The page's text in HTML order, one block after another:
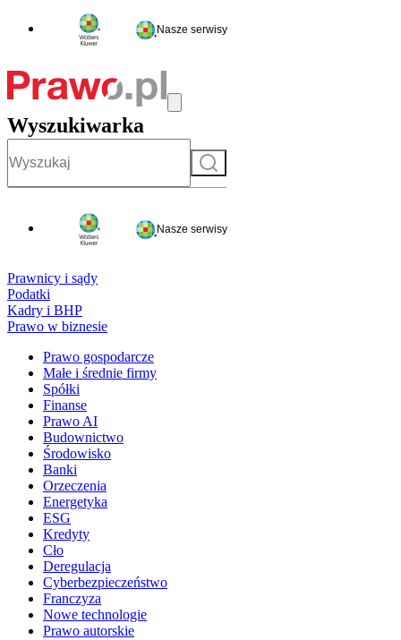
Nasze serwisy
Wyszukiwarka
Szukaj
Nasze serwisy
Prawnicy i sądy
Podatki
Kadry i BHP
Prawo w biznesie
Prawo gospodarcze
Małe i średnie firmy
Spółki
Finanse
Prawo AI
Budownictwo
Środowisko
Banki
Orzeczenia
Energetyka
ESG
Kredyty
Cło
Deregulacja
Cyberbezpieczeństwo
Franczyza
Nowe technologie
Prawo autorskie